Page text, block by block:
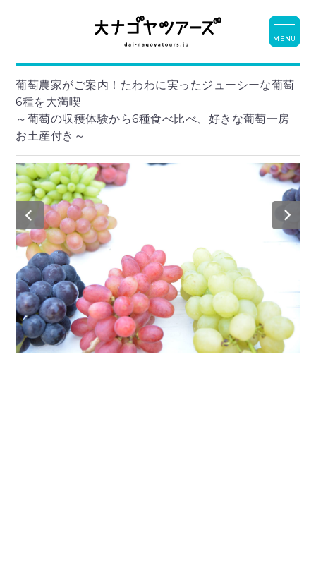
葡萄農家がご案内！たわわに実ったジューシーな葡萄
6種を大満喫
～葡萄の収穫体験から6種食べ比べ、好きな葡萄一房
お土産付き～
MENU